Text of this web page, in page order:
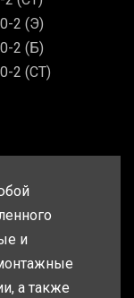
2 (Э)
2 (Б)
2 (СТ)
и
а также